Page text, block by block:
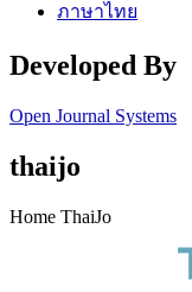
ภาษาไทย
Developed By
Open Journal Systems
thaijo
Home ThaiJo